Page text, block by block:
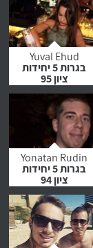
Yuval Ehud
בגרות 5 יחידות
ציון 95
לחץ לצפייה
בהמלצה
Yonatan Rudin
בגרות 5 יחידות
ציון 94
לחץ לצפייה
בהמלצה